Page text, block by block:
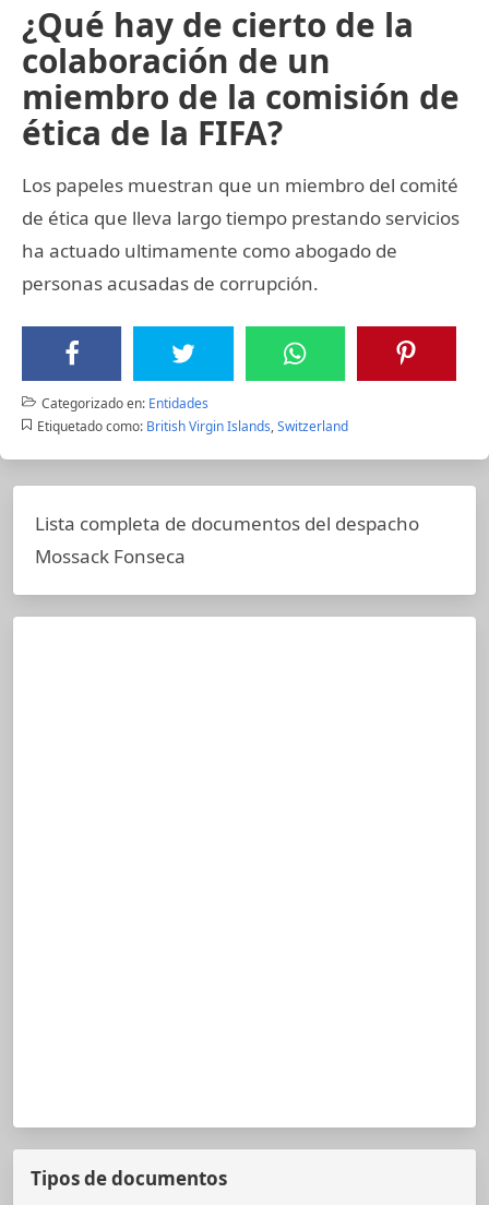
¿Qué hay de cierto de la
colaboración de un
miembro de la comisión de
ética de la FIFA?
Los papeles muestran que un miembro del comité
de ética que lleva largo tiempo prestando servicios
ha actuado ultimamente como abogado de
personas acusadas de corrupción.
Categorizado en: Entidades
Etiquetado como: British Virgin Islands,Switzerland
Lista completa de documentos del despacho
Mossack Fonseca
Tipos de documentos